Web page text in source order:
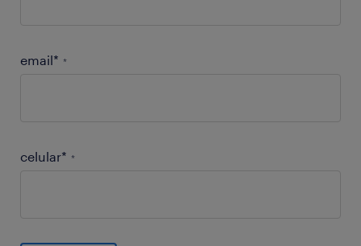
email* *
celular* *